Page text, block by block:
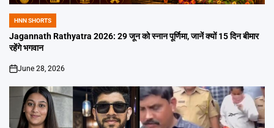
POSTED
IN
HNN SHORTS
Jagannath Rathyatra 2026: 29 जून को स्नान पूर्णिमा, जानें क्यों 15 दिन बीमार
रहेंगे भगवान
on
June 28, 2026